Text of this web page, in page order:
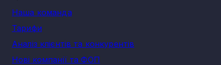
Наша команда
Тарифи
Аналіз клієнтів та конкурентів
Нові компанії та ФОП